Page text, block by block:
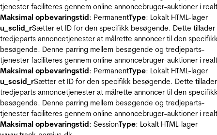
tjenester faciliteres gennem online annoncebruger-auktioner i
Maksimal opbevaringstid: PermanentType: Lokalt HTML-lager
u_sclid_rSætter et ID for den specifikk besøgende. Dette tillader
tredjeparts annoncetjenester at målrette annoncer til den
besøgende. Denne parring mellem besøgende og tredjeparts-
tjenester faciliteres gennem online annoncebruger-auktioner i
Maksimal opbevaringstid: PermanentType: Lokalt HTML-lager
u_scsid_rSætter et ID for den specifikk besøgende. Dette tillader
tredjeparts annoncetjenester at målrette annoncer til den
besøgende. Denne parring mellem besøgende og tredjeparts-
tjenester faciliteres gennem online annoncebruger-auktioner i
Maksimal opbevaringstid: SessionType: Lokalt HTML-lager